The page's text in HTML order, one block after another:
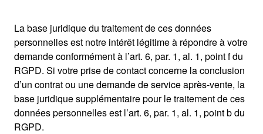
La base juridique du traitement de ces données
personnelles est notre intérêt légitime à répondre à votre
demande conformément à l’art. 6, par. 1, al. 1, point f du
RGPD. Si votre prise de contact concerne la conclusion
d’un contrat ou une demande de service après-vente, la
base juridique supplémentaire pour le traitement de ces
données personnelles est l’art. 6, par. 1, al. 1, point b du
RGPD.